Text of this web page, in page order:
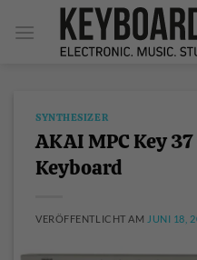
Inhalt
SYNTHESIZER
AKAI MPC Key
Keyboard
VERÖFFENTLICHT AM JUNI 18,